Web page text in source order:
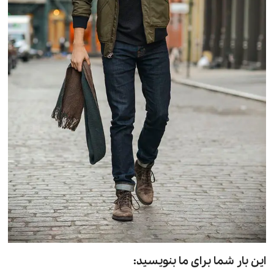
این بار شما برای ما بنویسید: